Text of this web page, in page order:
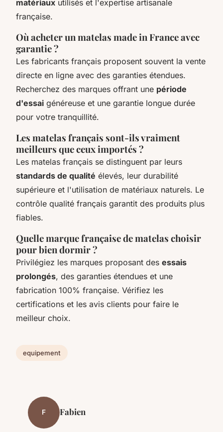
matériaux utilisés et l'expertise artisanale
française.
Où acheter un matelas made in France avec
garantie ?
Les fabricants français proposent souvent la vente
directe en ligne avec des garanties étendues.
Recherchez des marques offrant une période
d'essai généreuse et une garantie longue durée
pour votre tranquillité.
Les matelas français sont-ils vraiment
meilleurs que ceux importés ?
Les matelas français se distinguent par leurs
standards de qualité élevés, leur durabilité
supérieure et l'utilisation de matériaux naturels. Le
contrôle qualité français garantit des produits plus
fiables.
Quelle marque française de matelas choisir
pour bien dormir ?
Privilégiez les marques proposant des essais
prolongés, des garanties étendues et une
fabrication 100% française. Vérifiez les
certifications et les avis clients pour faire le
meilleur choix.
equipement
F Fabien